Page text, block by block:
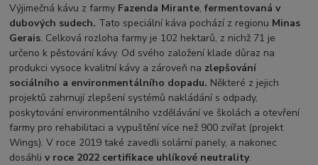
Výjimečná kávu z farmy Fazenda Mirante,fermentovaná v
dubových sudech. Tato speciální káva pochází z regionu Minas
Gerais. Celková rozloha farmy je 102 hektarů, z nichž 71 je
určeno k pěstování kávy. Od svého založení klade důraz na
produkci vysoce kvalitní kávy a zároveň na zlepšování
sociálního a environmentálního dopadu. Některé z jejich
projektů zahrnují zlepšení systémů nakládání s odpady,
poskytování environmentálního vzdělávání ve školách a otevření
farmy pro rehabilitaci a vypuštění více než 900 zvířat (projekt
Wings). V roce 2019 také zavedli solární panely, a nakonec
dosáhliv roce 2022 certifikace uhlíkové neutrality.